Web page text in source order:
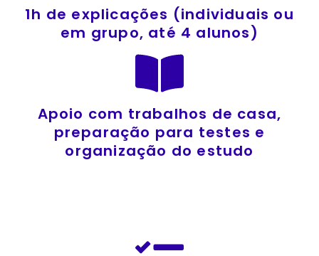
1h de explicações (individuais ou
em grupo, até 4 alunos)
Apoio com trabalhos de casa,
preparação para testes e
organização do estudo